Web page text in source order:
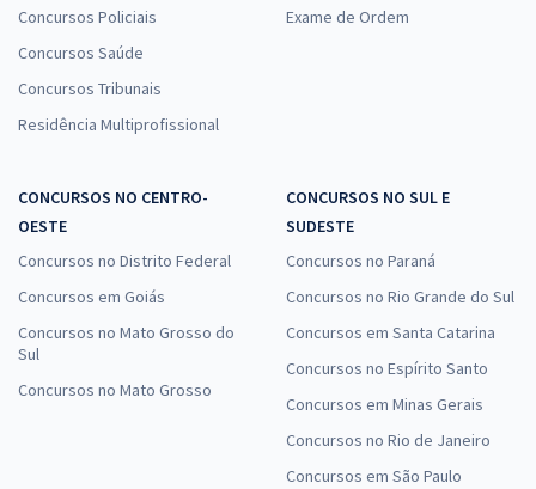
Cargos de Nível Superior com a Equipe Gran
R$ 354,24
Economize R$ 88,56 (-20%)
Comprar
Prefeitura de Marau - RS - Licenciador Ambiental
à vista
R$33,33
Economize R$ 99,98 (-20%)
Comprar
Concursos Policiais
Concursos Saúde
Concursos Tribunais
Residência Multiprofissional
Exame de Ordem
CONCURSOS NO CENTRO-
OESTE
Concursos no Distrito Federal
Concursos em Goiás
Concursos no Mato Grosso do
Sul
Concursos no Mato Grosso
CONCURSOS NO SUL E
SUDESTE
Concursos no Paraná
Concursos no Rio Grande do Sul
Concursos em Santa Catarina
Concursos no Espírito Santo
Concursos em Minas Gerais
Concursos no Rio de Janeiro
Concursos em São Paulo